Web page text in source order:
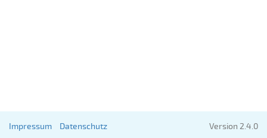
Impressum Datenschutz Version 2.4.0